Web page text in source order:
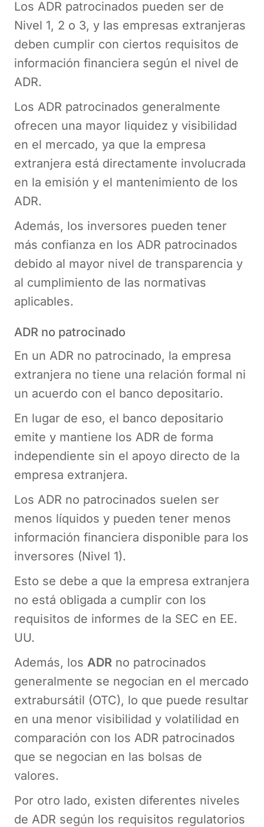
Los ADR patrocinados pueden ser de
Nivel 1, 2 o 3, y las empresas extranjeras
deben cumplir con ciertos requisitos de
información financiera según el nivel de
ADR.
Los ADR patrocinados generalmente
ofrecen una mayor liquidez y visibilidad
en el mercado, ya que la empresa
extranjera está directamente involucrada
en la emisión y el mantenimiento de los
ADR.
Además, los inversores pueden tener
más confianza en los ADR patrocinados
debido al mayor nivel de transparencia y
al cumplimiento de las normativas
aplicables.
ADR no patrocinado
En un ADR no patrocinado, la empresa
extranjera no tiene una relación formal ni
un acuerdo con el banco depositario.
En lugar de eso, el banco depositario
emite y mantiene los ADR de forma
independiente sin el apoyo directo de la
empresa extranjera.
Los ADR no patrocinados suelen ser
menos líquidos y pueden tener menos
información financiera disponible para los
inversores (Nivel 1).
Esto se debe a que la empresa extranjera
no está obligada a cumplir con los
requisitos de informes de la SEC en EE.
UU.
Además, los ADR no patrocinados
generalmente se negocian en el mercado
extrabursátil (OTC), lo que puede resultar
en una menor visibilidad y volatilidad en
comparación con los ADR patrocinados
que se negocian en las bolsas de
valores.
Por otro lado, existen diferentes niveles
de ADR según los requisitos regulatorios